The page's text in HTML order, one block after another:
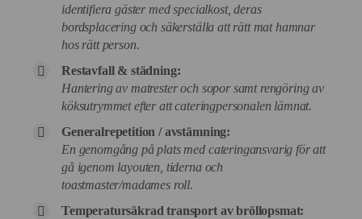
identifiera gäster med specialkost, deras
bordsplacering och säkerställa att rätt mat hamnar
hos rätt person.
Restavfall & städning:
Hantering av matrester och sopor samt rengöring av
köksutrymmet efter att cateringpersonalen lämnat.
Generalrepetition / avstämning:
En genomgång på plats med cateringansvarig för att
gå igenom layouten, tiderna och
toastmaster/madames roll.
Temperatursäkrad transport av bröllopsmat: